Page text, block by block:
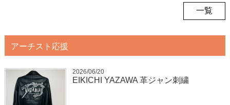
一覧
アーチスト応援
2026/06/20
EIKICHI YAZAWA 革ジャン刺繍